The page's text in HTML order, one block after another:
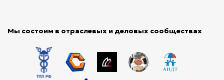
Мы состоим в отраслевых и деловых сообществах